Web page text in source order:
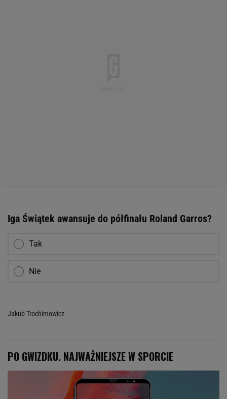
Iga Świątek awansuje do półfinału Roland Garros?
Tak
Nie
Jakub Trochimowicz